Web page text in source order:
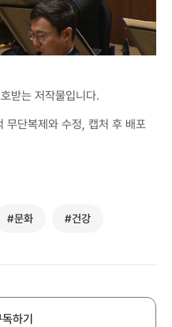
받는 저작물입니다.
무단복제와 수정, 캡처 후 배포
#문화 #건강
하기